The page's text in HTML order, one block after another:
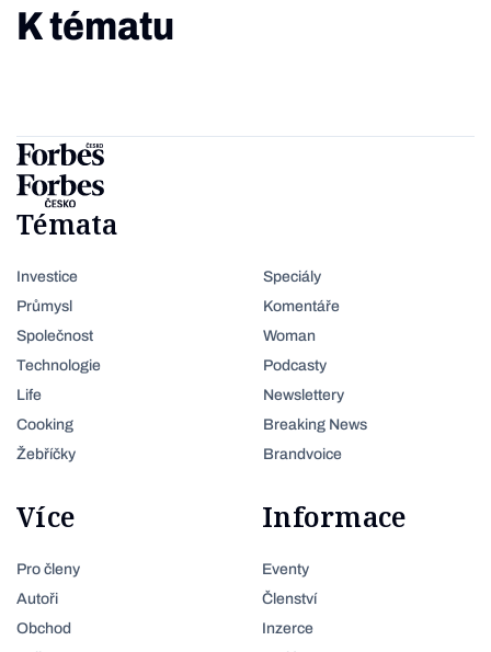
K tématu
Témata
Investice
Průmysl
Společnost
Technologie
Life
Cooking
Žebříčky
Speciály
Komentáře
Woman
Podcasty
Newslettery
Breaking News
Brandvoice
Více
Pro členy
Autoři
Obchod
Informace
Eventy
Členství
Inzerce